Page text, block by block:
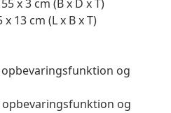
x 3 cm (B x D x T)
13 cm (L x B x T)
og
og